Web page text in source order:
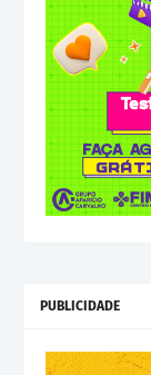
PUBLICIDADE